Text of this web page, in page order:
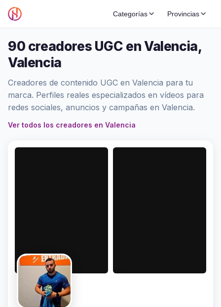
Categorías Provincias
90 creadores UGC en Valencia,
Valencia
Creadores de contenido UGC en Valencia para tu
marca. Perfiles reales especializados en vídeos para
redes sociales, anuncios y campañas en Valencia.
Ver todos los creadores en Valencia